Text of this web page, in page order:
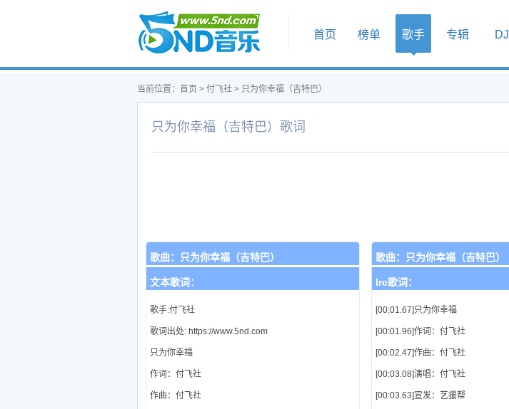
首页
首页 榜单 歌手 专辑 DJ
当前位置： 首页 > 付飞社 > 只为你幸福（吉特巴）
只为你幸福（吉特巴）歌词
歌曲： 只为你幸福（吉特巴）
文本歌词：
歌手:付飞社
歌词出处: https://www.5nd.com
只为你幸福
作词：付飞社
作曲：付飞社
歌曲： 只为你幸福（吉特巴）
lrc歌词：
[00:01.67]只为你幸福
[00:01.96]作词：付飞社
[00:02.47]作曲：付飞社
[00:03.08]演唱：付飞社
[00:03.63]宣发：艺援帮